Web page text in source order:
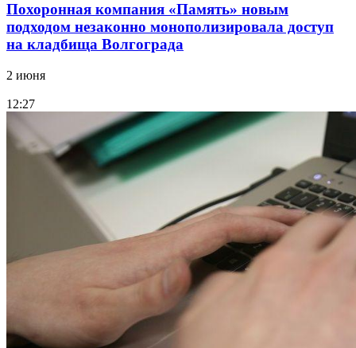
Похоронная компания «Память» новым
подходом незаконно монополизировала доступ
на кладбища Волгограда
2 июня
12:27